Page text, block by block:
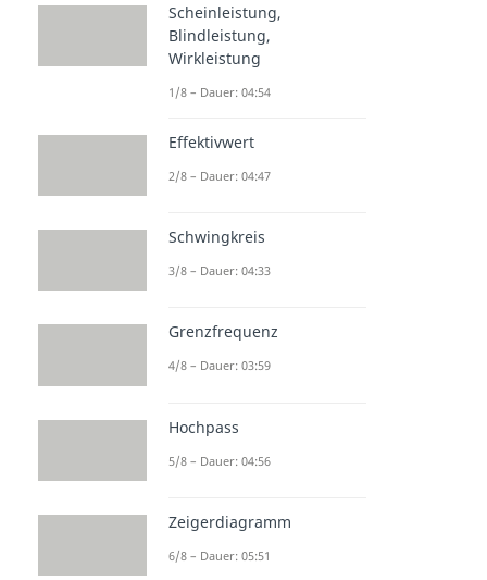
Scheinleistung,
Blindleistung,
Wirkleistung
1/8 – Dauer: 04:54
Effektivwert
2/8 – Dauer: 04:47
Schwingkreis
3/8 – Dauer: 04:33
Grenzfrequenz
4/8 – Dauer: 03:59
Hochpass
5/8 – Dauer: 04:56
Zeigerdiagramm
6/8 – Dauer: 05:51